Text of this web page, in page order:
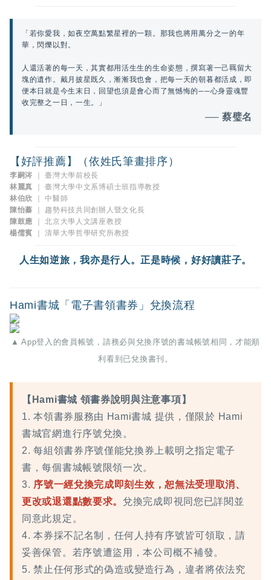
「若你愛我，如夜空萬點繁星裡的一顆。那我也將用萬分之一的年
華，閃爍以對。
人還活著的每一天，其實都用活生生的生命姿態，撰寫著一己羈留大
塊的遺作。戴月披星既久，漸漸我也會，把每一天的朝暮都活成，即
便本日就是今生末日，回望也須是會心而了無憾悔的──心身靈魂豐
收完整之一日，一生。」
── 蔡璧名
【好評推薦】（依姓氏筆畫排序）
李嗣涔 ｜ 臺灣大學前校長
林麗真 ｜ 臺灣大學中文系博碩士班指導教授
林伯欣 ｜ 中醫師
陳怡蓁 ｜ 趨勢科技共同創辦人暨文化長
陳鼓應 ｜ 北京大學人文講座教授
楊儒賓 ｜ 清華大學哲學研究所教授
人生如逆旅，我亦是行人。正是時候，好好讀莊子。
Hami書城「電子書領書券」兌換流程
▲ App登入的會員帳號，請務必與兌換序號的書城帳號相同，才能順
利看到已兌換書刊。
【Hami書城 領書券說明與注意事項】
1. 本領書券服務由 Hami書城 提供，僅限於 Hami
書城官網進行序號兌換。
2. 每組領書券序號僅能兌換券上載明之指定電子
書，每個書城帳號限領一次。
3. 序號一經兌換完成即刻生效，恕無法受理取消、
更改或退還點數要求。 兌換完成即視同您已詳閱並
同意此規定。
4. 本券採不記名制，任何人持有序號皆可領取，請
妥善保管。若序號遭盜用，本公司概不補發。
5. 禁止任何形式的偽造或變造行為，違者將依法究